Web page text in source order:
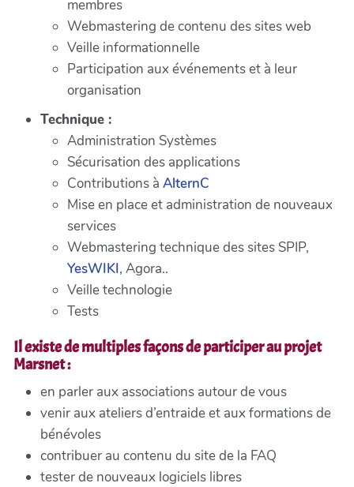
membres
Webmastering de contenu des sites web
Veille informationnelle
Participation aux événements et à leur
organisation
Technique :
Administration Systèmes
Sécurisation des applications
Contributions à AlternC
Mise en place et administration de nouveaux
services
Webmastering technique des sites SPIP,
YesWIKI, Agora..
Veille technologie
Tests
Il existe de multiples façons de participer au projet
Marsnet :
en parler aux associations autour de vous
venir aux ateliers d’entraide et aux formations de
bénévoles
contribuer au contenu du site de la FAQ
tester de nouveaux logiciels libres